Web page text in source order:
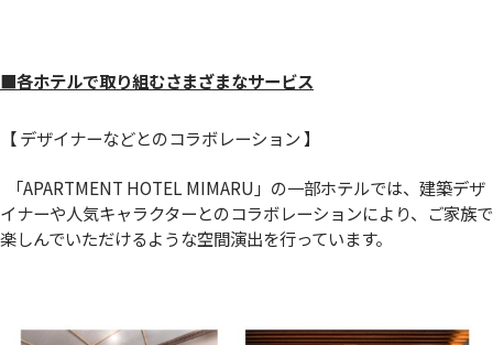
■各ホテルで取り組むさまざまなサービス
【 デザイナーなどとのコラボレーション 】
「APARTMENT HOTEL MIMARU」の一部ホテルでは、建築デザ
イナーや人気キャラクターとのコラボレーションにより、ご家族で
楽しんでいただけるような空間演出を行っています。